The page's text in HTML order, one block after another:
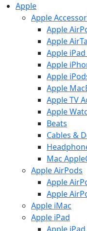
Apple
Apple
Apple
Apple
Apple
Apple
Apple
Apple
Apple TV
Apple
Beats
Cables &
Mac
Apple AirPods
Apple
Apple
Apple iMac
Apple iPad